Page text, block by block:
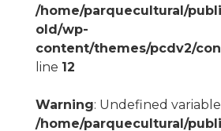
/home/parquecultural/
old/wp-
content/themes/pcdv2/
line 12
Warning: Undefined
/home/parquecultural/